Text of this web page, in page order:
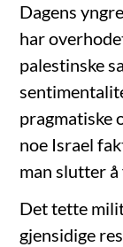
Dagens
har
palestinske
pragmatiske
noe Israel
man slutter
Det tette
gjensidige